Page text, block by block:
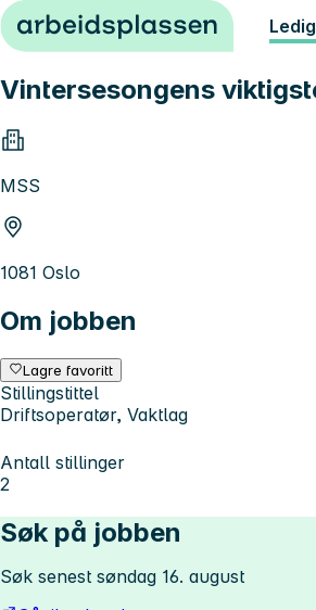
Hopp til innhold
Vintersesongens
MSS
1081 Oslo
Om jobben
Lagre favoritt
Stillingstittel
Driftsoperatør, Vaktlag
Antall stillinger
2
Søk på jobben
Søk senest søndag 16. august